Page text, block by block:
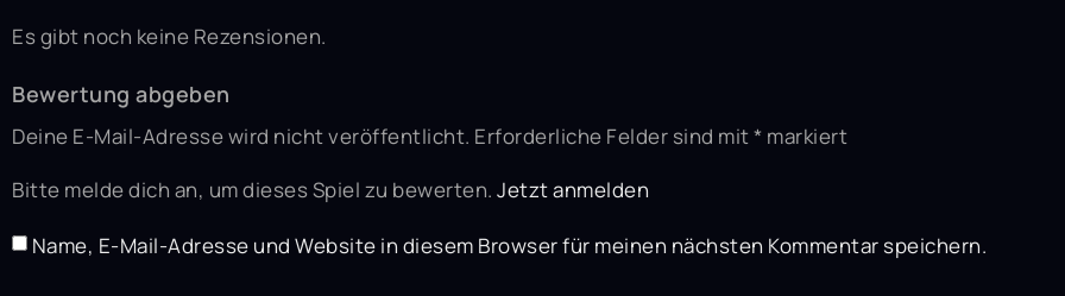
Es gibt noch keine Rezensionen.
Bewertung abgeben
Deine E-Mail-Adresse wird nicht veröffentlicht. Erforderliche Felder sind mit* markiert
Bitte melde dich an, um dieses Spiel zu bewerten. Jetzt anmelden
Name, E-Mail-Adresse und Website in diesem Browser für meinen nächsten Kommentar speichern.